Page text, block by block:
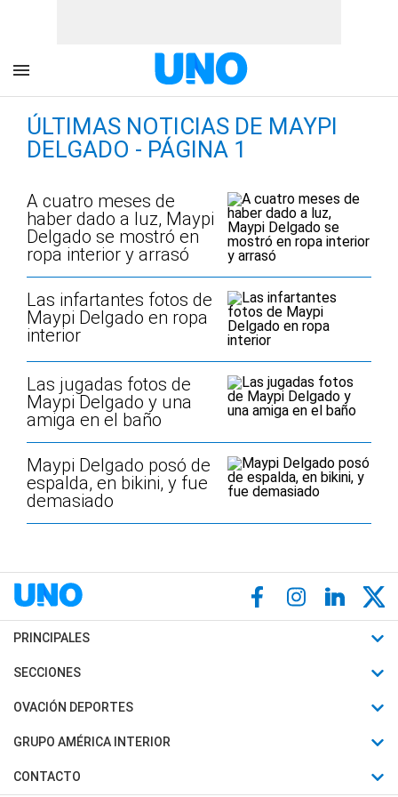
ÚLTIMAS NOTICIAS DE MAYPI
DELGADO - PÁGINA 1
A cuatro meses de
haber dado a luz, Maypi
Delgado se mostró en
ropa interior y arrasó
Las infartantes fotos de
Maypi Delgado en ropa
interior
Las jugadas fotos de
Maypi Delgado y una
amiga en el baño
Maypi Delgado posó de
espalda, en bikini, y fue
demasiado
PRINCIPALES
Últimas Noticias
Política
Judiciales
SECCIONES
Horóscopo
Motores
Trucos caseros
OVACIÓN DEPORTES
Fútbol
Mundial
GRUPO AMÉRICA INTERIOR
Canal 7 en Vivo
CONTACTO